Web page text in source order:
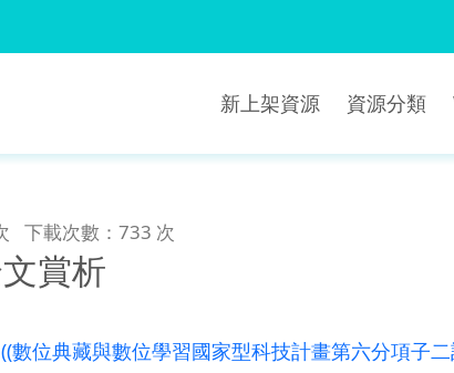
新上架資源 資源分類
下載次數：733 次
賞析
((數位典藏與數位學習國家型科技計畫第六分項子